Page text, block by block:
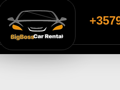
+35799826146